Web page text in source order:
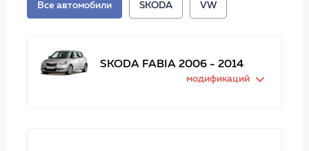
Все автомобили SKODA VW
SKODA FABIA 2006 - 2014
модификаций